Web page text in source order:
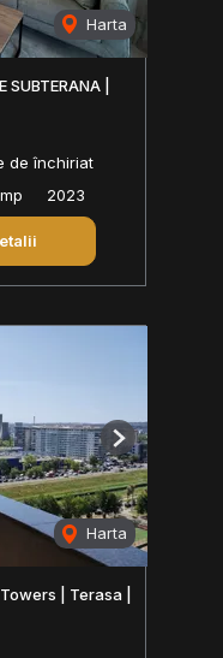
Harta
SUBTERANA |
de închiriat
2023
Harta
Next
| Terasa |